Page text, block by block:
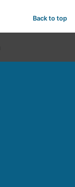
Back to top